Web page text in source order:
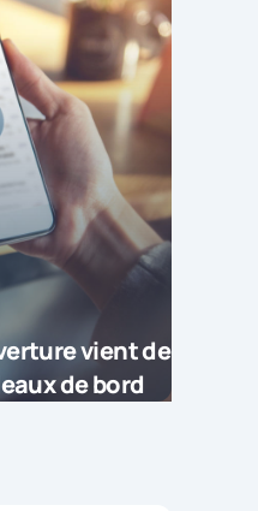
vient de
de bord